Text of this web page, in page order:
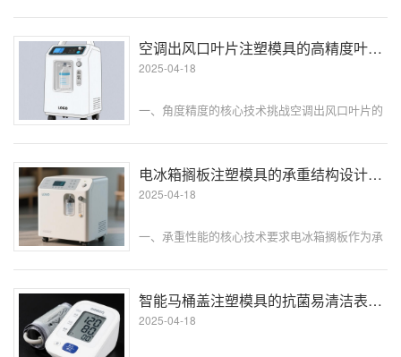
留油污，不仅影响美观，还可能滋生细菌。为解
决这一难题，模具制造领域通过创新表面处理技
术，实现了外壳的长效自清洁能力。···
空调出风口叶片注塑模具的高精度叶片角度的模具控制
2025-04-18
一、角度精度的核心技术挑战空调出风口叶片的
度偏差＞±1° 时，出风均匀性下降 15%，噪音增
加 3-5 分贝；角度一致性差（同批次叶片角度波
动＞±0.5°）会···
电冰箱搁板注塑模具的承重结构设计与模具制造要点​
2025-04-18
一、承重性能的核心技术要求电冰箱搁板作为承
准：空载时变形量≤1.5mm/m，承载 40kg 时残
余变形≤0.5mm，且需耐受 - 20℃至 60℃的温度
循环（1···
智能马桶盖注塑模具的抗菌易清洁表面的模具工艺
2025-04-18